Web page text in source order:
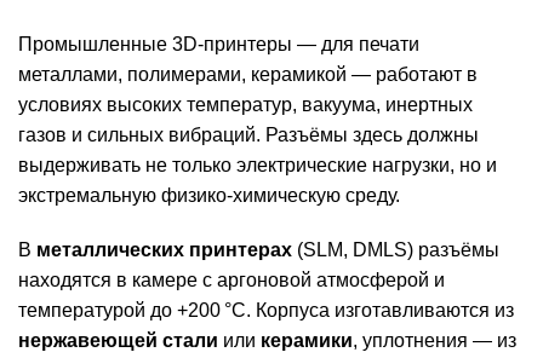
Промышленные 3D-принтеры — для печати
металлами, полимерами, керамикой — работают в
условиях высоких температур, вакуума, инертных
газов и сильных вибраций. Разъёмы здесь должны
выдерживать не только электрические нагрузки, но и
экстремальную физико-химическую среду.
В металлических принтерах (SLM, DMLS) разъёмы
находятся в камере с аргоновой атмосферой и
температурой до +200 °C. Корпуса изготавливаются из
нержавеющей стали или керамики, уплотнения — из